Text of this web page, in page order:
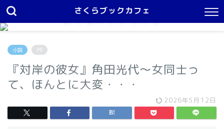
さくらブックカフェ
さくらブックカフェ
小説 PR
『対岸の彼女』角田光代〜女同士っ
て、ほんとに大変・・・
2026年5月12日